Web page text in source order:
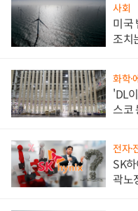
사회
미국
조치
화학·
'DL
스코
전자·
SK
곽노